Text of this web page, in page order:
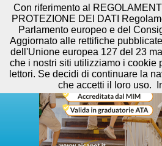
Con riferimento al
PROTEZIONE DEI DATI
Parlamento europeo e del
Aggiornato alle rettifiche
dell'Unione europea 127 del 23
che i nostri siti utilizziamo i cookie
lettori. Se decidi di continuare la
che accetti il loro uso.